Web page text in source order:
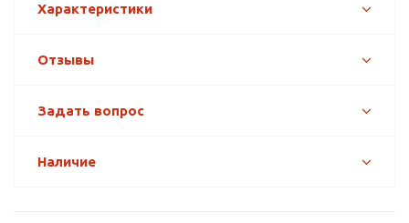
Характеристики
Отзывы
Задать вопрос
Наличие